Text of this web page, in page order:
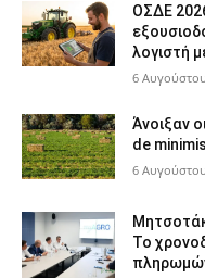
ΟΣΔΕ
λογιστή
6
Άνοιξαν
de
6
Το